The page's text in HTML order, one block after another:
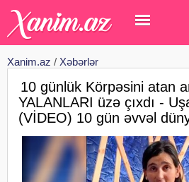
Xanim.az / Xəbərlər
10 günlük Körpəsini atan
YALANLARI üzə çıxdı -
(VİDEO) 10 gün əvvəl